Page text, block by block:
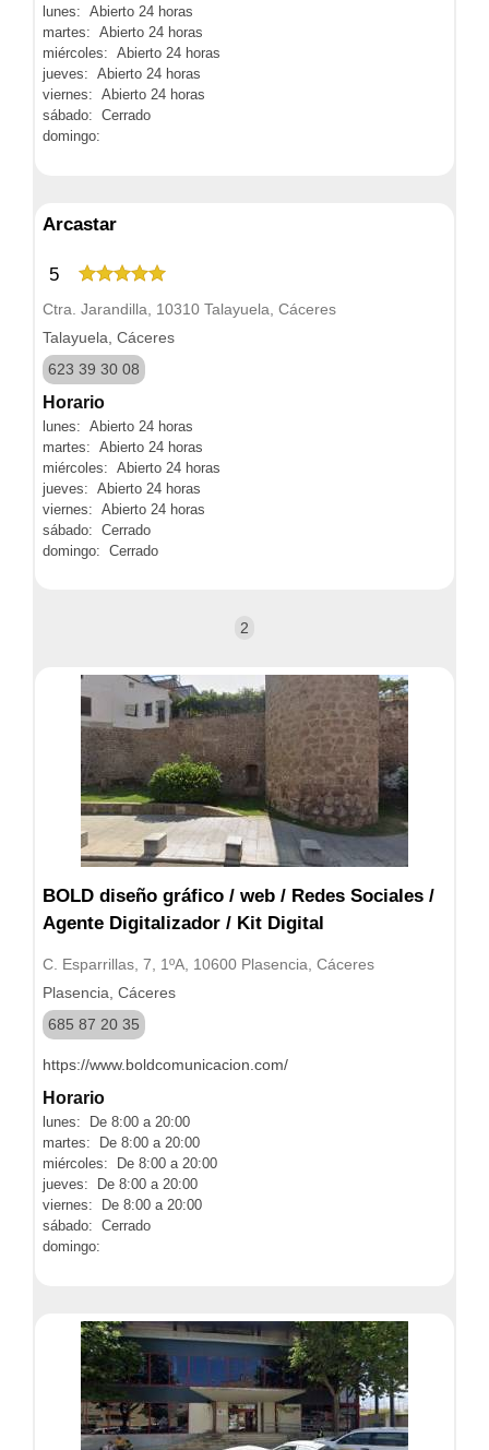
lunes: Abierto 24 horas
martes: Abierto 24 horas
miércoles: Abierto 24 horas
jueves: Abierto 24 horas
viernes: Abierto 24 horas
sábado: Cerrado
domingo:
Arcastar
5
Ctra. Jarandilla, 10310 Talayuela, Cáceres
Talayuela, Cáceres
623 39 30 08
Horario
lunes: Abierto 24 horas
martes: Abierto 24 horas
miércoles: Abierto 24 horas
jueves: Abierto 24 horas
viernes: Abierto 24 horas
sábado: Cerrado
domingo: Cerrado
2
BOLD diseño gráfico / web / Redes Sociales /
Agente Digitalizador / Kit Digital
C. Esparrillas, 7, 1ºA, 10600 Plasencia, Cáceres
Plasencia, Cáceres
685 87 20 35
https://www.boldcomunicacion.com/
Horario
lunes: De 8:00 a 20:00
martes: De 8:00 a 20:00
miércoles: De 8:00 a 20:00
jueves: De 8:00 a 20:00
viernes: De 8:00 a 20:00
sábado: Cerrado
domingo: